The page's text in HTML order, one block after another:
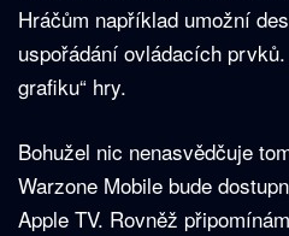
Hráčům například umožní
uspořádání ovládacích
grafiku“ hry.
Bohužel nic nenasvědčuje
Warzone Mobile bude
Apple TV. Rovněž